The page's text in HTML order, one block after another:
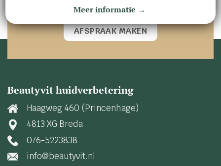
AFSPRAAK MAKEN
Beautyvit huidverbetering
Haagweg 460 (Princenhage)
4813 XG Breda
076-5223838
info@beautyvit.nl
Meer informatie →